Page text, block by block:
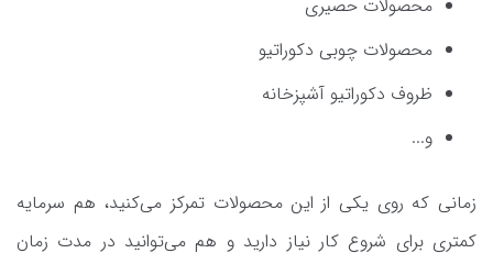
محصولات حصیری
محصولات چوبی دکوراتیو
ظروف دکوراتیو آشپزخانه
و...
زمانی که روی یکی از این محصولات تمرکز می‌کنید، هم سرمایه
کمتری برای شروع کار نیاز دارید و هم می‌توانید در مدت زمان